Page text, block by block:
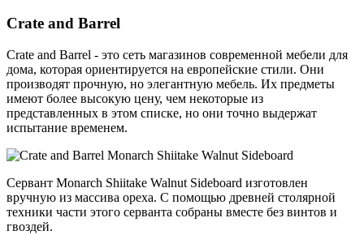
Crate and Barrel
Crate and Barrel - это сеть магазинов современной мебели для
дома, которая ориентируется на европейские стили. Они
производят прочную, но элегантную мебель. Их предметы
имеют более высокую цену, чем некоторые из
представленных в этом списке, но они точно выдержат
испытание временем.
Сервант Monarch Shiitake Walnut Sideboard изготовлен
вручную из массива ореха. С помощью древней столярной
техники части этого серванта собраны вместе без винтов и
гвоздей.